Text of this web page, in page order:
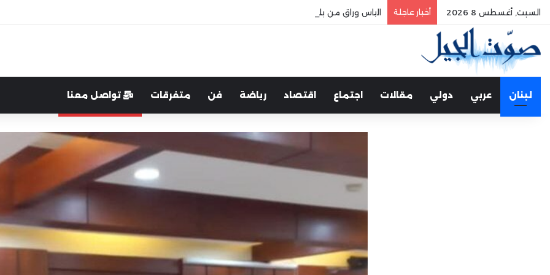
السبت, أغسطس 8 2026 أخبار عاجلة الياس وراق من بلمند سوق الغرب:لتعزيز التواصل والشراكة مع المجتمع المحلي
لبنان عربي دولي مقالات اجتماع اقتصاد رياضة فن متفرقات تواصل معنا